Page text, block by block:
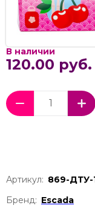
В наличии
120.00 руб.
Артикул: 869-ДТУ-
Бренд: Escada